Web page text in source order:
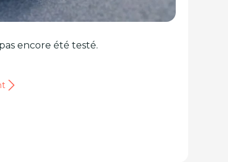
encore été testé.